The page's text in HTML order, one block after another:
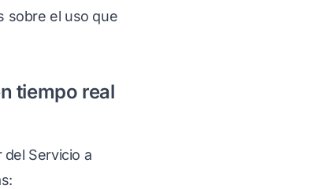
sobre el uso que
tiempo real
del Servicio a